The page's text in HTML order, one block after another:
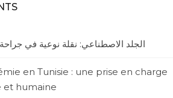
الجلد الاصطناعي: نقلة نوعية في
en Tunisie : une prise en charge
et humaine